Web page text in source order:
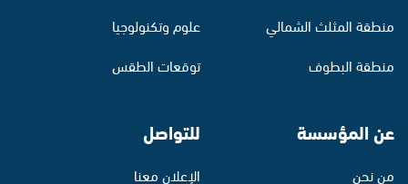
منطقة المثلث الشمالي
منطقة البطوف
علوم وتكنولوجيا
توقعات الطقس
عن المؤسسة
من نحن
للتواصل
الإعلان معنا